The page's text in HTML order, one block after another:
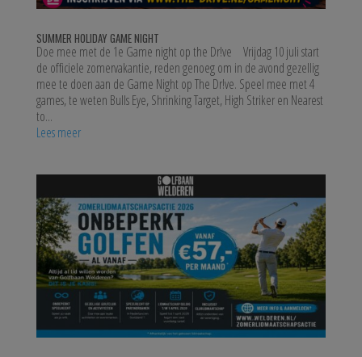
SUMMER HOLIDAY GAME NIGHT
Doe mee met de 1e Game night op the Dr!ve Vrijdag 10 juli start
de officiele zomervakantie, reden genoeg om in de avond gezellig
mee te doen aan de Game Night op The Dr!ve. Speel mee met 4
games, te weten Bulls Eye, Shrinking Target, High Striker en Nearest
to...
Lees meer